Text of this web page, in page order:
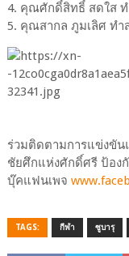
4. คุณศักดิ์สิทธิ์ สดใส ท
5. คุณสากล ภูมเลิศ ทำ
ร่วมติดตามการแข่งขัน
ชัยศึกแห่งศักดิ์ศรี ป้อง
บุ๊คแฟนเพจ
TAGS: กีฬา ซูบารุ